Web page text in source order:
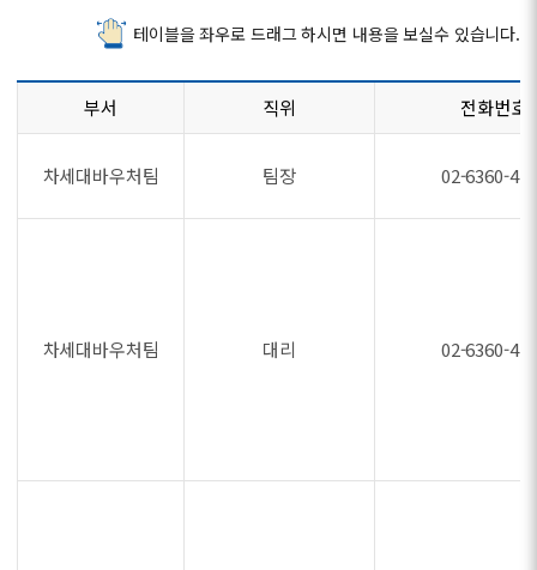
테이블을 좌우로 드래그 하시면 내용을 보실수 있습니다.
부서 직위 전화번호
차세대바우처팀 팀장 02-6360-
차세대바우처팀 대리 02-6360-